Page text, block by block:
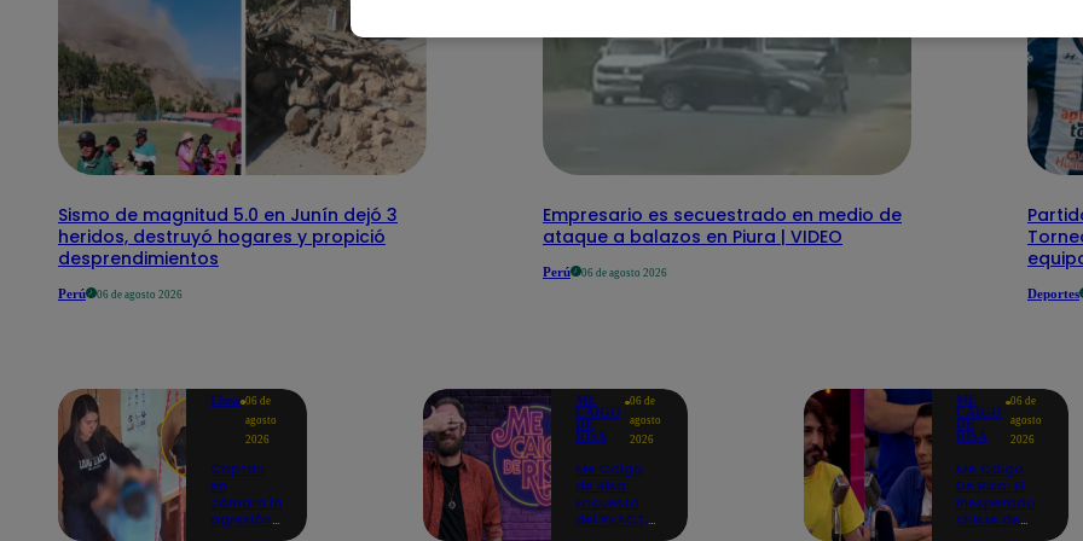
Sismo de magnitud 5.0 en Junín dejó 3
heridos, destruyó hogares y propició
desprendimientos
Perú 06 de agosto 2026
Empresario es secuestrado en medio de
ataque a balazos en Piura | VIDEO
Perú 06 de agosto 2026
Deportes
Lima 06 de
agosto
2026
Captan
en
cámara la
agresión
ME
CAIGO
DE
RISA
06 de
agosto
2026
Me Caigo
de Risa:
Encuesta
del REACT,
ME
CAIGO
DE
RISA
06 de
agosto
2026
Me Caigo
De Risa: El
inesperado
chiste de